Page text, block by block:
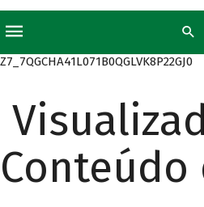
Z7_7QGCHA41L071B0QGLVK8P22GJ0
Conteúdo